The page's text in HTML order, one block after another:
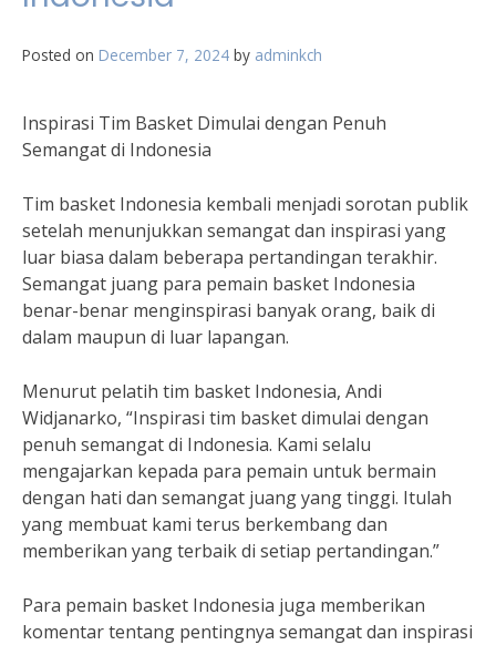
Posted on December 7, 2024 by adminkch
Inspirasi Tim Basket Dimulai dengan Penuh
Semangat di Indonesia
Tim basket Indonesia kembali menjadi sorotan publik
setelah menunjukkan semangat dan inspirasi yang
luar biasa dalam beberapa pertandingan terakhir.
Semangat juang para pemain basket Indonesia
benar-benar menginspirasi banyak orang, baik di
dalam maupun di luar lapangan.
Menurut pelatih tim basket Indonesia, Andi
Widjanarko, “Inspirasi tim basket dimulai dengan
penuh semangat di Indonesia. Kami selalu
mengajarkan kepada para pemain untuk bermain
dengan hati dan semangat juang yang tinggi. Itulah
yang membuat kami terus berkembang dan
memberikan yang terbaik di setiap pertandingan.”
Para pemain basket Indonesia juga memberikan
komentar tentang pentingnya semangat dan inspirasi